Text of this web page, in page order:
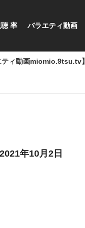
聴 率 バラエティ動画
ティ動画miomio.9tsu.tv】
年10月2日